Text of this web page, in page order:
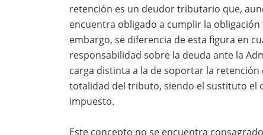
retención es un deudor tributario que,
encuentra obligado a cumplir la
embargo, se diferencia de esta figura en
responsabilidad sobre la deuda ante la
carga distinta a la de soportar la
totalidad del tributo, siendo el sustituto el
impuesto.
Este concepto no se encuentra